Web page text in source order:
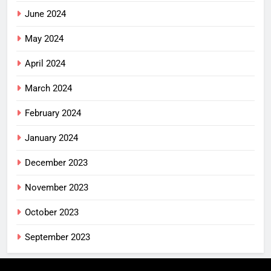
June 2024
May 2024
April 2024
March 2024
February 2024
January 2024
December 2023
November 2023
October 2023
September 2023